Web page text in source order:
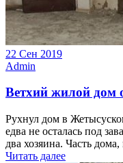
22 Сен 2019
Admin
Ветхий жилой дом
Рухнул дом в
едва не осталась под
два хозяина. Часть
Читать далее